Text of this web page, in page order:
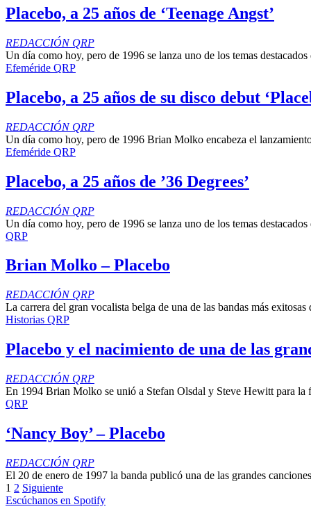
Placebo, a 25 años de ‘Teenage Angst’
REDACCIÓN QRP
Un día como hoy, pero de 1996 se lanza uno de los temas
Efeméride QRP
Placebo, a 25 años de su disco debut
REDACCIÓN QRP
Un día como hoy, pero de 1996 Brian Molko encabeza el
Efeméride QRP
Placebo, a 25 años de ’36 Degrees’
REDACCIÓN QRP
Un día como hoy, pero de 1996 se lanza uno de los temas
QRP
Brian Molko – Placebo
REDACCIÓN QRP
La carrera del gran vocalista belga de una de las bandas más
Historias QRP
Placebo y el nacimiento de una de las
REDACCIÓN QRP
En 1994 Brian Molko se unió a Stefan Olsdal y Steve Hewitt para la
QRP
‘Nancy Boy’ – Placebo
REDACCIÓN QRP
El 20 de enero de 1997 la banda publicó una de las grandes
1 2 Siguiente
Escúchanos en Spotify